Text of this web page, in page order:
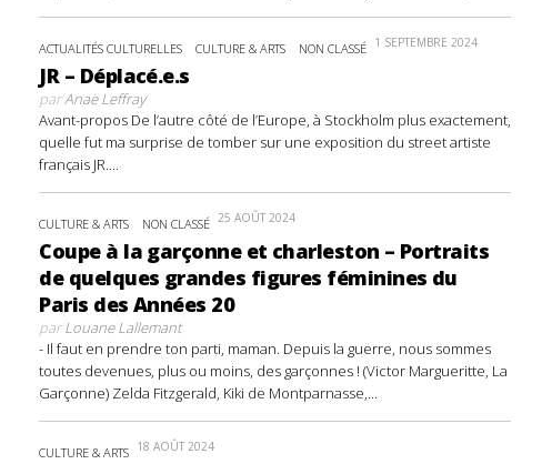
ACTUALITÉS CULTURELLES CULTURE & ARTS NON CLASSÉ 1 SEPTEMBRE 2024
JR – Déplacé.e.s
parAnaë Leffray
Avant-propos De l’autre côté de l’Europe, à Stockholm plus exactement,
quelle fut ma surprise de tomber sur une exposition du street artiste
français JR....
CULTURE & ARTS NON CLASSÉ 25 AOÛT 2024
Coupe à la garçonne et charleston – Portraits
de quelques grandes figures féminines du
Paris des Années 20
parLouane Lallemant
- Il faut en prendre ton parti, maman. Depuis la guerre, nous sommes
toutes devenues, plus ou moins, des garçonnes ! (Victor Margueritte, La
Garçonne) Zelda Fitzgerald, Kiki de Montparnasse,...
CULTURE & ARTS 18 AOÛT 2024